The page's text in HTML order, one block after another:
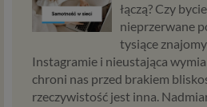
łączą? Czy
nieprzerwane
tysiące
Instagramie i nieustająca
chroni nas przed brakiem
rzeczywistość jest inna.